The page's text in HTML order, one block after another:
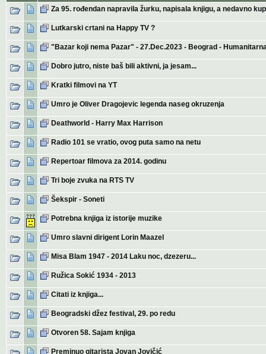
Za 95. rođendan napravila žurku, napisala knjigu, a nedavno
Lutkarski crtani na Happy TV ?
"Bazar koji nema Pazar" - 27.Dec.2023 - Beograd -
Dobro jutro, niste baš bili aktivni, ja jesam...
Kratki filmovi na YT
Umro je Oliver Dragojevic legenda naseg okruzenja
Deathworld - Harry Max Harrison
Radio 101 se vratio, ovog puta samo na netu
Repertoar filmova za 2014. godinu
Tri boje zvuka na RTS TV
Šekspir - Soneti
Potrebna knjiga iz istorije muzike
Umro slavni dirigent Lorin Maazel
Misa Blam 1947 - 2014 Laku noc, dzezeru...
Ružica Sokić 1934 - 2013
Citati iz knjiga...
Beogradski džez festival, 29. po redu
Otvoren 58. Sajam knjiga
Preminuo gitarista Jovan Jovičić